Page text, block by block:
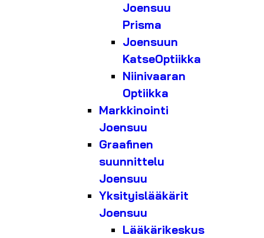
Joensuu
Prisma
Joensuun
KatseOptiikka
Niinivaaran
Optiikka
Markkinointi
Joensuu
Graafinen
suunnittelu
Joensuu
Yksityislääkärit
Joensuu
Lääkärikeskus